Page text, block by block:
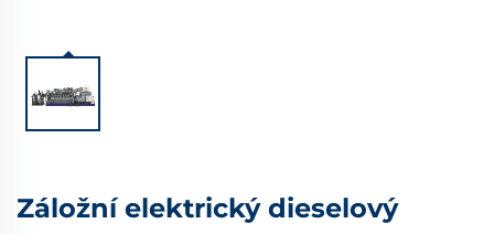
Záložní elektrický dieselový